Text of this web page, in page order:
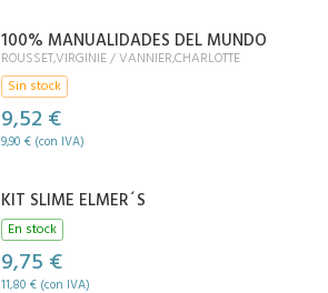
100% MANUALIDADES DEL MUNDO
ROUSSET,VIRGINIE / VANNIER,CHARLOTTE
Sin stock
9,52 €
9,90 € (con IVA)
KIT SLIME ELMER´S
En stock
9,75 €
11,80 € (con IVA)